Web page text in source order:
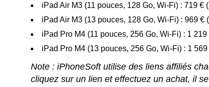
iPad Air M3 (11 pouces, 128 Go, Wi-Fi) : 719 €
iPad Air M3 (13 pouces, 128 Go, Wi-Fi) : 969 €
iPad Pro M4 (11 pouces, 256 Go, Wi-Fi) : 1 219
iPad Pro M4 (13 pouces, 256 Go, Wi-Fi) : 1
Note : iPhoneSoft utilise des liens affiliés
cliquez sur un lien et effectuez un achat, il